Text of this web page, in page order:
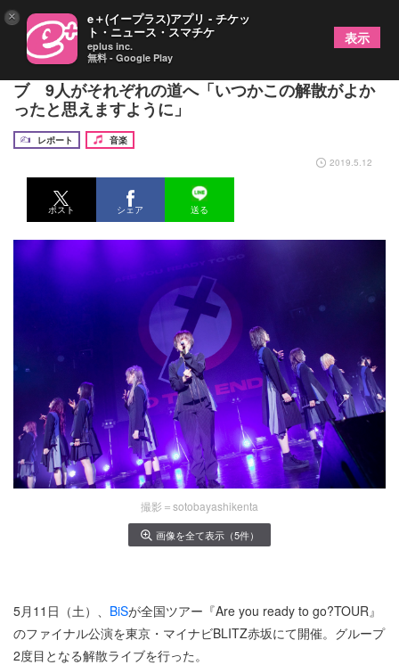
第2期BiSが2年8ヶ月の活動期間を経て解散ライ
ブ 9人がそれぞれの道へ「いつかこの解散がよか
ったと思えますように」
レポート
音楽
2019.5.12
ポスト シェア 送る
撮影＝sotobayashikenta
画像を全て表示（5件）
5月11日（土）、 BiSが全国ツアー『Are you ready to go?TOUR』
のファイナル公演を東京・マイナビBLITZ赤坂にて開催。グループ
2度目となる解散ライブを行った。
× e＋(イープラス)アプリ - チケッ
ト・ニュース・スマチケ
eplus inc.
無料 - Google Play
表示